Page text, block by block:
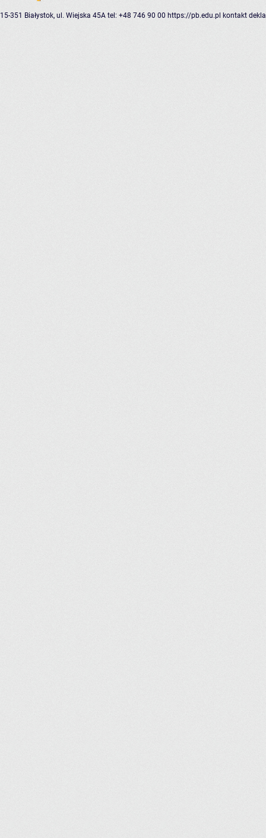
15-351 Białystok, ul. Wiejska 45A tel: +48 746 90 00 https://pb.edu.pl kontakt